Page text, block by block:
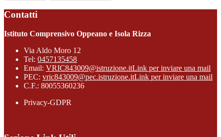
Contatti
Istituto Comprensivo Oppeano e Isola Rizza
Via Aldo Moro 12
Tel: 0457135458
Email: VRIC843009@istruzione.itLink per inviare una mail
PEC: vric843009@pec.istruzione.itLink per inviare una mail
C.F.: 80055360236
Privacy-GDPR